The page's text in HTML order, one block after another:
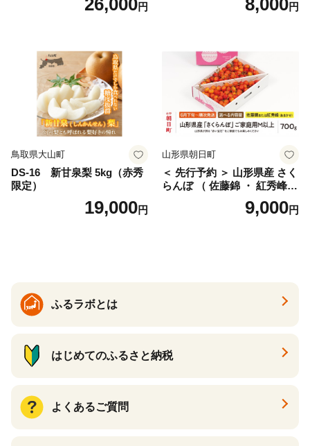
桜桃 産地直送 サクランボ チ
26,000円
ス) 8000円 わけあり ぶんた
産 農家直送 期間限定 特産品
サイズミックス くらもとフ
ァーム 愛南町 愛媛県
8,000円
鳥取県大山町
DS-16 新甘泉梨 5kg（赤秀
限定）
19,000円
山形県朝日町
＜ 先行予約 ＞ 山形県産 さく
らんぼ （ 佐藤錦 ・ 紅秀峰
） ご家庭用 M以上 700g 【20
26年6月下旬から7月上旬発
9,000円
ふるラボとは
はじめてのふるさと納税
よくあるご質問